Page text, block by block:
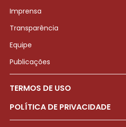
Imprensa
Transparência
Equipe
Publicações
TERMOS DE USO
POLÍTICA DE PRIVACIDADE